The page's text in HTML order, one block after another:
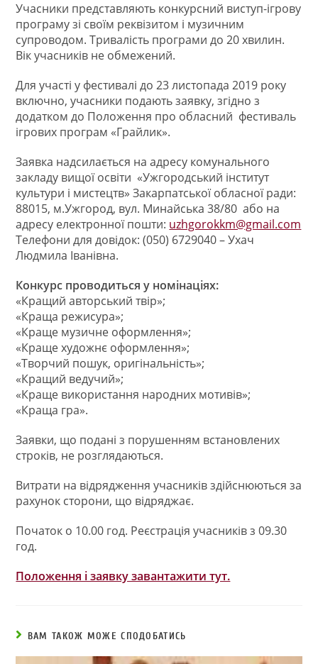
Учасники представляють конкурсний виступ-ігрову
програму зі своїм реквізитом і музичним
супроводом. Тривалість програми до 20 хвилин.
Вік учасників не обмежений.
Для участі у фестивалі до 23 листопада 2019 року
включно, учасники подають заявку, згідно з
додатком до Положення про обласний фестиваль
ігрових програм «Грайлик».
Заявка надсилається на адресу комунального
закладу вищої освіти «Ужгородський інститут
культури і мистецтв» Закарпатської обласної ради:
88015, м.Ужгород, вул. Минайська 38/80 або на
адресу електронної пошти: uzhgorokkm@gmail.com
Телефони для довідок: (050) 6729040 – Ухач
Людмила Іванівна.
Конкурс проводиться у номінаціях:
«Кращий авторський твiр»;
«Краща режисура»;
«Краще музичне оформлення»;
«Краще художнє оформлення»;
«Творчий пошук, оригiнальнiсть»;
«Кращий ведучий»;
«Краще використання народних мотивiв»;
«Краща гра».
Заявки, що подані з порушенням встановлених
строків, не розглядаються.
Витрати на відрядження учасників здійснюються за
рахунок сторони, що відряджає.
Початок о 10.00 год. Реєстрація учасників з 09.30
год.
Положення і заявку завантажити тут.
ВАМ ТАКОЖ МОЖЕ СПОДОБАТИСЬ